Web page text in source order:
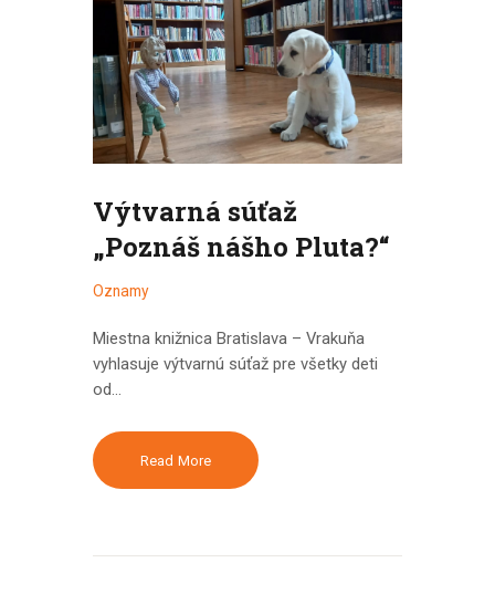
Výtvarná súťaž
„Poznáš nášho Pluta?“
Oznamy
Miestna knižnica Bratislava – Vrakuňa
vyhlasuje výtvarnú súťaž pre všetky deti
od…
Read More